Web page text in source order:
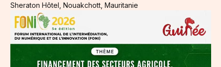
Sheraton Hôtel, Nouakchott, Mauritanie